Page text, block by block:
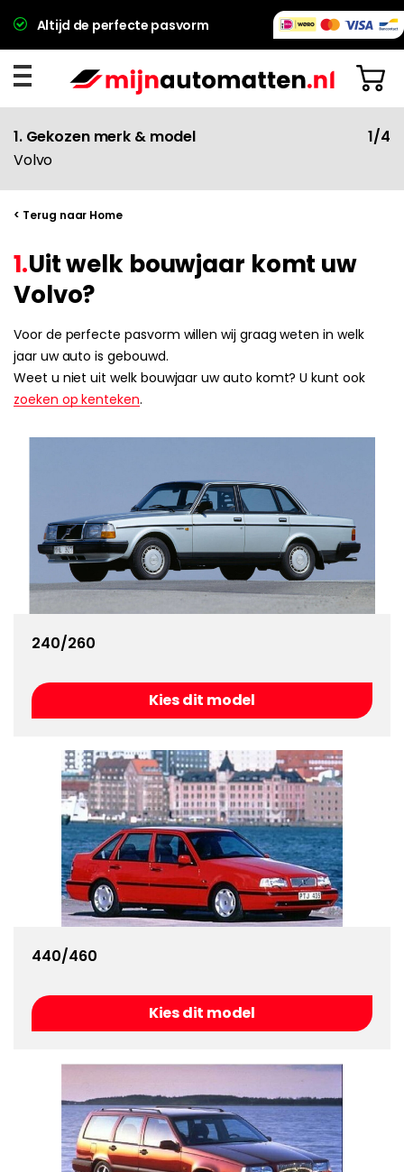
Altijd de perfecte pasvorm
1. Gekozen merk & model
Volvo
1/4
< Terug naar Home
1.Uit welk bouwjaar komt uw
Volvo?
Voor de perfecte pasvorm willen wij graag weten in welk
jaar uw auto is gebouwd.
Weet u niet uit welk bouwjaar uw auto komt? U kunt ook
zoeken op kenteken.
240/260
Kies dit model
440/460
Kies dit model